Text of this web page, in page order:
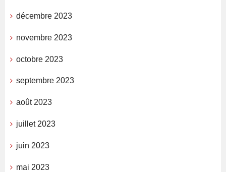
décembre 2023
novembre 2023
octobre 2023
septembre 2023
août 2023
juillet 2023
juin 2023
mai 2023